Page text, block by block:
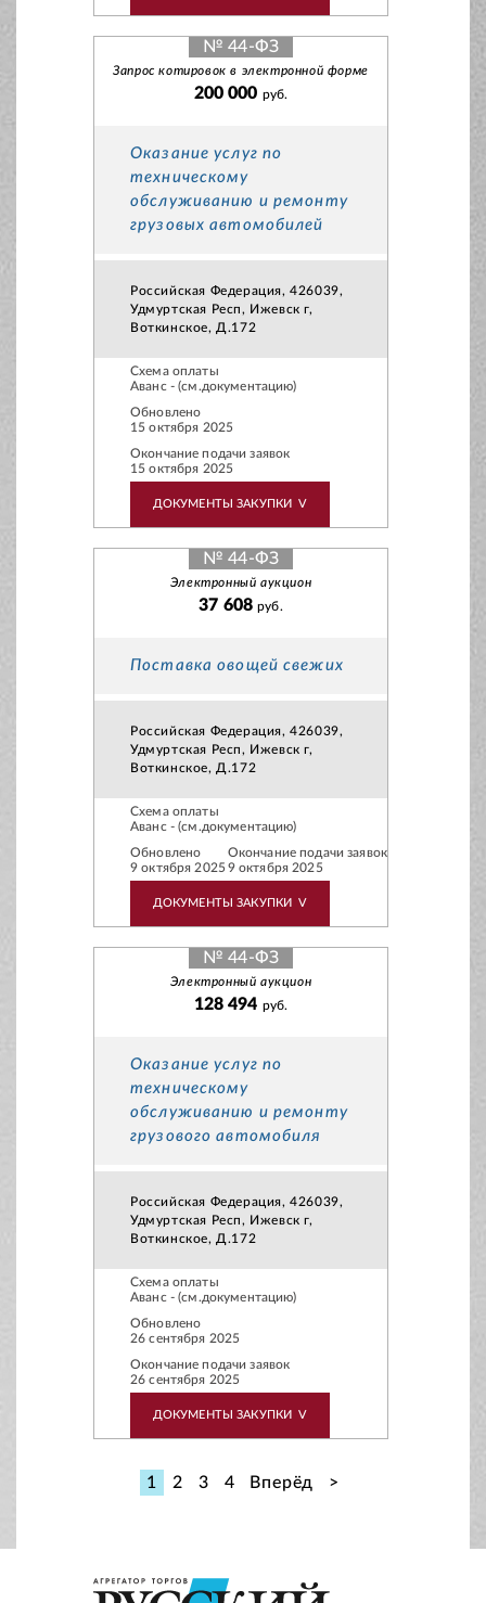
№ 44-ФЗ
Запрос котировок в электронной форме
200 000 руб.
Оказание услуг по
техническому
обслуживанию и ремонту
грузовых автомобилей
Российская Федерация, 426039,
Удмуртская Респ, Ижевск г,
Воткинское, Д.172
Схема оплаты
Аванс - (см.документацию)
Обновлено
15 октября 2025
Окончание подачи заявок
15 октября 2025
ДОКУМЕНТЫ ЗАКУПКИ V
№ 44-ФЗ
Электронный аукцион
37 608руб.
Поставка овощей свежих
Российская Федерация, 426039,
Удмуртская Респ, Ижевск г,
Воткинское, Д.172
Схема оплаты
Аванс - (см.документацию)
Обновлено
9 октября 2025
Окончание подачи заявок
9 октября 2025
ДОКУМЕНТЫ ЗАКУПКИ V
№ 44-ФЗ
Электронный аукцион
128 494 руб.
Оказание услуг по
техническому
обслуживанию и ремонту
грузового автомобиля
Российская Федерация, 426039,
Удмуртская Респ, Ижевск г,
Воткинское, Д.172
Схема оплаты
Аванс - (см.документацию)
Обновлено
26 сентября 2025
Окончание подачи заявок
26 сентября 2025
ДОКУМЕНТЫ ЗАКУПКИ V
1 2 3 4 Вперёд >